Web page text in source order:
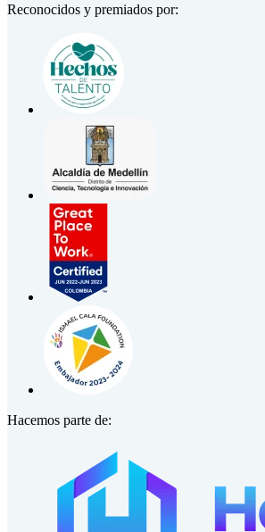
Reconocidos y premiados por:
Hacemos parte de: